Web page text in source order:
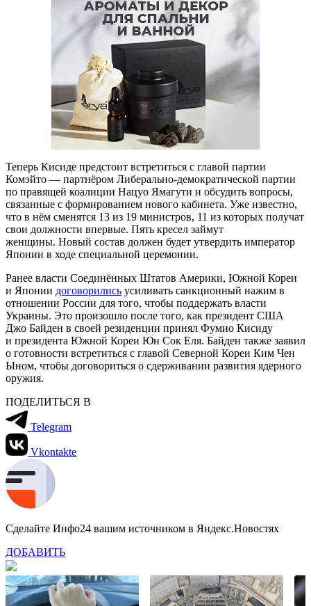
Теперь Кисиде предстоит встретиться с главой партии
Комэйто — партнёром Либерально-демократической партии
по правящей коалиции Нацуо Ямагути и обсудить вопросы,
связанные с формированием нового кабинета. Уже известно,
что в нём сменятся 13 из 19 министров, 11 из которых получат
свои должности впервые. Пять кресел займут
женщины. Новый состав должен будет утвердить император
Японии в ходе специальной церемонии.
Ранее власти Соединённых Штатов Америки, Южной Кореи
и Японии договорились усиливать санкционный нажим в
отношении России для того, чтобы поддержать власти
Украины. Это произошло после того, как президент США
Джо Байден в своей резиденции принял Фумио Кисиду
и президента Южной Кореи Юн Сок Еля. Байден также заявил
о готовности встретиться с главой Северной Кореи Ким Чен
Ыном, чтобы договориться о сдерживании развития ядерного
оружия.
ПОДЕЛИТЬСЯ В
Telegram
Vkontakte
Сделайте Инфо24 вашим источником в Яндекс.Новостях
ДОБАВИТЬ